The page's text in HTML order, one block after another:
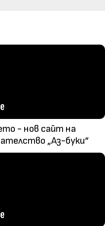
- нов сайт на
„Аз-буки“